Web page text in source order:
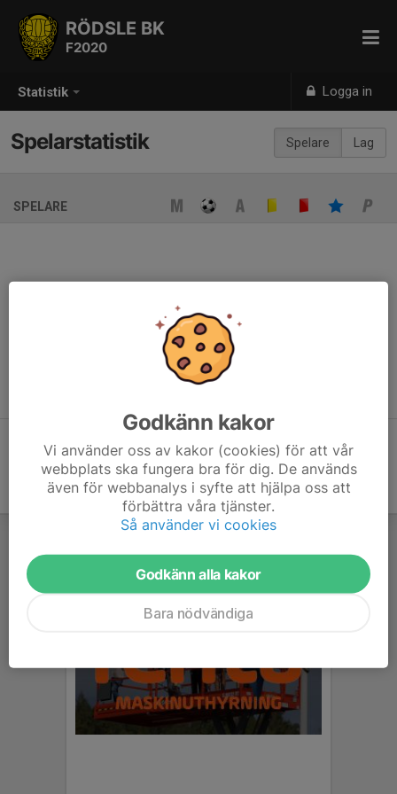
Statistik Logga in
RÖDSLE BK
F2020
Spelare Lag
Spelarstatistik
SPELARE
Ingen spelarstatistik sparad
När ni fyller i uppställning på respektive match visas statistiken
automatiskt på denna sida
Godkänn kakor
Vi använder oss av kakor (cookies) för att vår
webbplats ska fungera bra för dig. De används
även för webbanalys i syfte att hjälpa oss att
förbättra våra tjänster.
Så använder vi cookies
Godkänn alla kakor
Bara nödvändiga